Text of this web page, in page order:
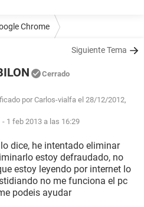
Chrome
Siguiente Tema
Cerrado
por Carlos-vialfa el 28/12/2012,
- 1 feb 2013 a las 16:29
dice, he intentado eliminar
estoy defraudado, no
estoy leyendo por internet lo
no me funciona el pc
podeis ayudar